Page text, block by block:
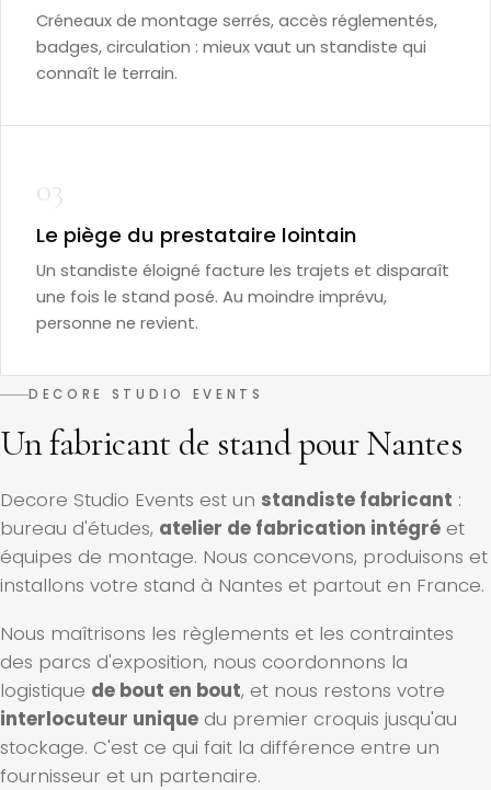
Créneaux de montage serrés, accès réglementés,
badges, circulation : mieux vaut un standiste qui
connaît le terrain.
03
Le piège du prestataire lointain
Un standiste éloigné facture les trajets et disparaît
une fois le stand posé. Au moindre imprévu,
personne ne revient.
DECORE STUDIO EVENTS
Un fabricant de stand pour Nantes
Decore Studio Events est un standiste fabricant :
bureau d'études, atelier de fabrication intégré et
équipes de montage. Nous concevons, produisons et
installons votre stand à Nantes et partout en France.
Nous maîtrisons les règlements et les contraintes
des parcs d'exposition, nous coordonnons la
logistique de bout en bout, et nous restons votre
interlocuteur unique du premier croquis jusqu'au
stockage. C'est ce qui fait la différence entre un
fournisseur et un partenaire.